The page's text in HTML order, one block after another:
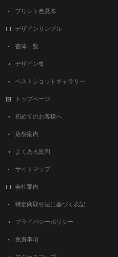
プリント色見本
デザインサンプル
書体一覧
デザイン集
ベストショットギャラリー
トップページ
初めてのお客様へ
店舗案内
よくある質問
サイトマップ
会社案内
特定商取引法に基づく表記
プライバシーポリシー
免責事項